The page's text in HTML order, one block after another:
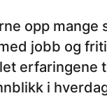
opp mange
jobb og
erfaringene
i